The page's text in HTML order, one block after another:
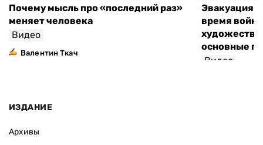
Почему мысль про «последний раз»
меняет человека
Видео
Валентин Ткач
Эвакуация
время
основные
Видео
ИЗДАНИЕ
Архивы